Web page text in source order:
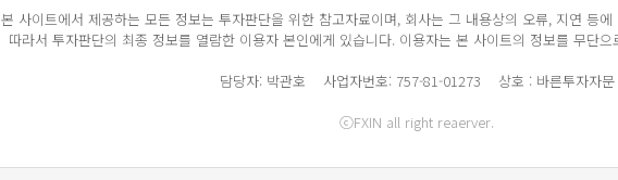
본 사이트에서 제공하는 모든 정보는 투자판단을 위한 참고자료이며, 회사는 그 내용상의 오류, 지연 등
따라서 투자판단의 최종 정보를 열람한 이용자 본인에게 있습니다. 이용자는 본 사이트의 정보를 무단
담당자: 박관호 사업자번호: 757-81-01273 상호 : 바른투자자문
ⓒFXIN all right reaerver.